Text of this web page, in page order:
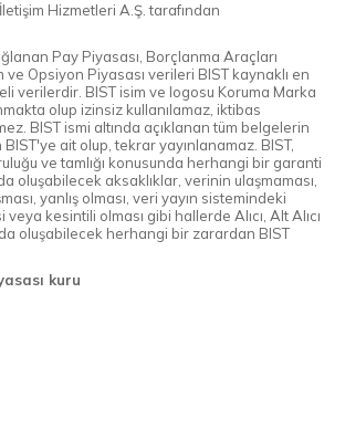
Hizmetleri A.Ş. tarafından
Pay Piyasası, Borçlanma Araçları
ve Opsiyon Piyasası verileri BIST kaynaklı en
verilerdir. BIST isim ve logosu Koruma Marka
olup izinsiz kullanılamaz, iktibas
BIST ismi altında açıklanan tüm belgelerin
ait olup, tekrar yayınlanamaz. BIST,
ve tamlığı konusunda herhangi bir garanti
oluşabilecek aksaklıklar, verinin ulaşmaması,
yanlış olması, veri yayın sistemindeki
kesintili olması gibi hallerde Alıcı, Alt Alıcı
oluşabilecek herhangi bir zarardan BIST
kuru